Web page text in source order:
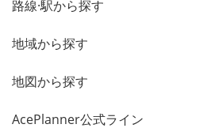
路線·駅から探す
地域から探す
地図から探す
AcePlanner公式ライン